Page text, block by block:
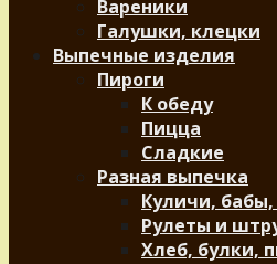
Вареники
Галушки, клецки
Выпечные изделия
Пироги
К обеду
Пицца
Сладкие
Разная выпечка
Куличи,
Рулеты и
Хлеб, булки,